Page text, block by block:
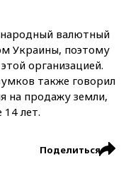
валютный
Украины, поэтому
организацией.
также говорил
на продажу земли,
лет.
Поделиться